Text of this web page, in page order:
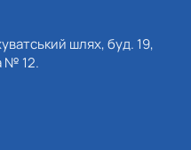
шлях, буд. 19,
№ 12.